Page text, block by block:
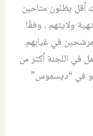
أقل يظلون متاحين
ولايتهم ، وفقًا
في غيابهم.
في اللجنة أكثر من
في “ديسموس”